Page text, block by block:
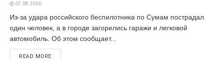
07.08.2026
Из-за удара российского беспилотника по Сумам пострадал
один человек, а в городе загорелись гаражи и легковой
автомобиль. Об этом сообщает...
READ MORE